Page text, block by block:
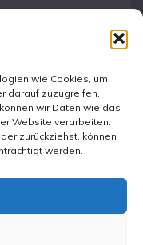
wie Cookies, um
darauf zuzugreifen.
wir Daten wie das
Website verarbeiten.
zurückziehst, können
werden.